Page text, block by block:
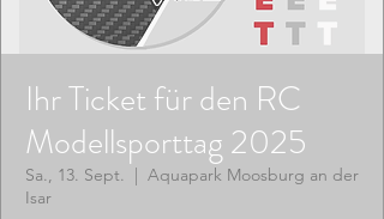
Ihr Ticket für den RC
Modellsporttag 2025
Sa., 13. Sept.
  |
Aquapark Moosburg an der
Isar